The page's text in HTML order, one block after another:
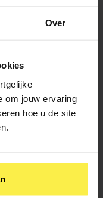
Over
om jouw ervaring
hoe u de site
opkomen met de
van een talk zet je
Natuurlijk
verhalen
die je krijgt uit
geleden bij het